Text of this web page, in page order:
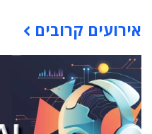
אירועים קרובים